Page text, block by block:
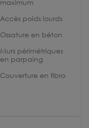
maximum
Accès poids lourds
Ossature en béton
Murs périmétriques
en parpaing
Couverture en fibro